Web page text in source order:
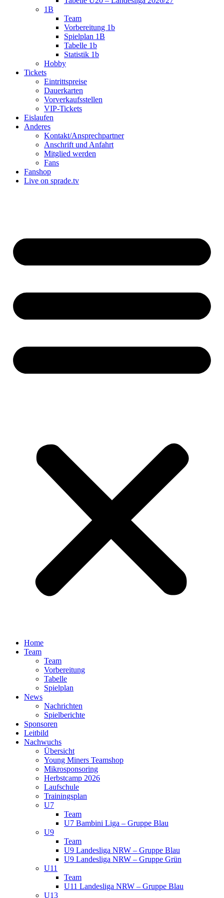
1B
Team
Vorbereitung 1b
Spielplan 1B
Tabelle 1b
Statistik 1b
Hobby
Tickets
Eintrittspreise
Dauerkarten
Vorverkaufsstellen
VIP-Tickets
Eislaufen
Anderes
Kontakt/Ansprechpartner
Anschrift und Anfahrt
Mitglied werden
Fans
Fanshop
Live on sprade.tv
Home
Team
Team
Vorbereitung
Tabelle
Spielplan
News
Nachrichten
Spielberichte
Sponsoren
Leitbild
Nachwuchs
Übersicht
Young Miners Teamshop
Mikrosponsoring
Herbstcamp 2026
Laufschule
Trainingsplan
U7
Team
U7 Bambini Liga – Gruppe Blau
U9
Team
U9 Landesliga NRW – Gruppe Blau
U9 Landesliga NRW – Gruppe Grün
U11
Team
U11 Landesliga NRW – Gruppe Blau
U13